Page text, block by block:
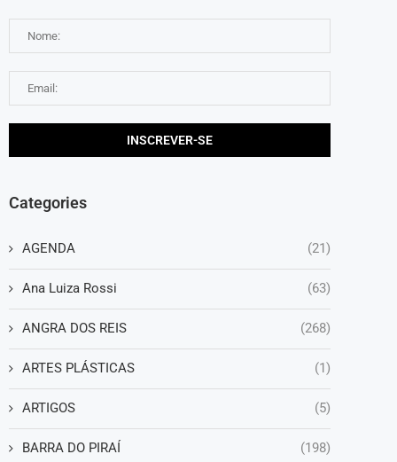
Categories
AGENDA (21)
Ana Luiza Rossi (63)
ANGRA DOS REIS (268)
ARTES PLÁSTICAS (1)
ARTIGOS (5)
BARRA DO PIRAÍ (198)